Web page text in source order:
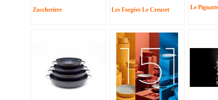
Zuccheriere Les Forgées Le Creuset Le Pignatte